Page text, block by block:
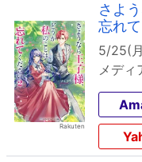
さよ
忘れ
5/25(
メディ